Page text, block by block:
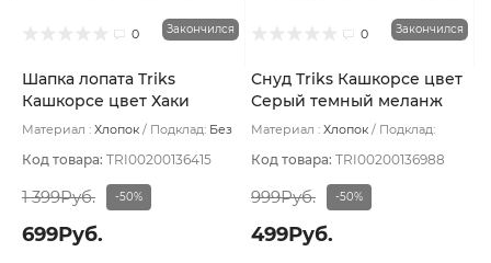
0 Закончился
Шапка лопата Triks
Кашкорсе цвет Хаки
Материал : Хлопок Подклад: Без
Код товара: TRI00200136415
1 399Руб. -50%
699Руб.
0 Закончился
Снуд Triks Кашкорсе цвет
Серый темный меланж
Материал : Хлопок
Подклад:
Код товара: TRI00200136988
999Руб. -50%
499Руб.